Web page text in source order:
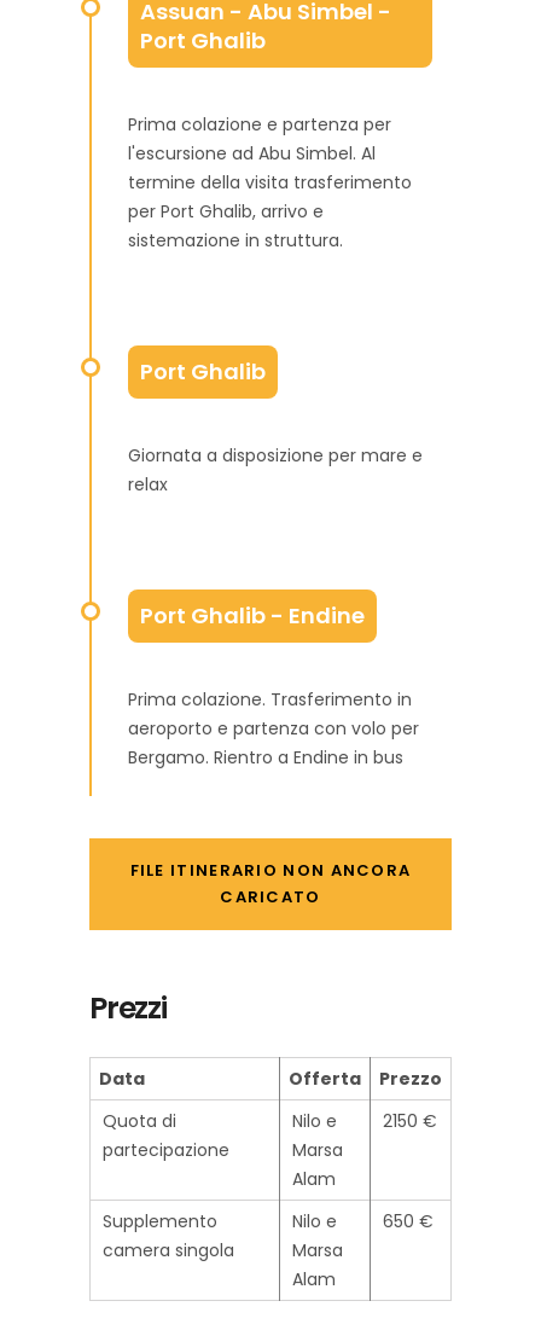
Assuan - Abu Simbel -
Port Ghalib
Prima colazione e partenza per
l'escursione ad Abu Simbel. Al
termine della visita trasferimento
per Port Ghalib, arrivo e
sistemazione in struttura.
Port Ghalib
Giornata a disposizione per mare e
relax
Port Ghalib - Endine
Prima colazione. Trasferimento in
aeroporto e partenza con volo per
Bergamo. Rientro a Endine in bus
FILE ITINERARIO NON ANCORA
CARICATO
Prezzi
Data Offerta
Prezzo
Quota di
partecipazione
Nilo e
Marsa
Alam
2150 €
Supplemento
camera singola
Nilo e
Marsa
Alam
650 €